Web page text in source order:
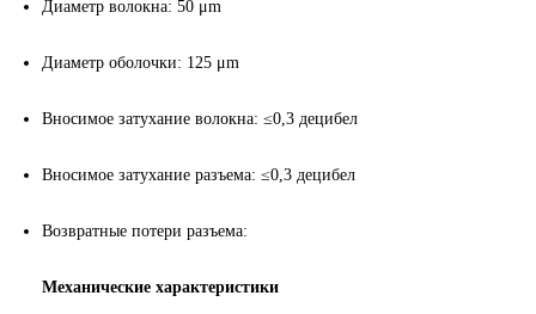
Диаметр волокна: 50 μm
Диаметр оболочки: 125 μm
Вносимое затухание волокна: ≤0,3 децибел
Вносимое затухание разъема: ≤0,3 децибел
Возвратные потери разъема:
Механические характеристики